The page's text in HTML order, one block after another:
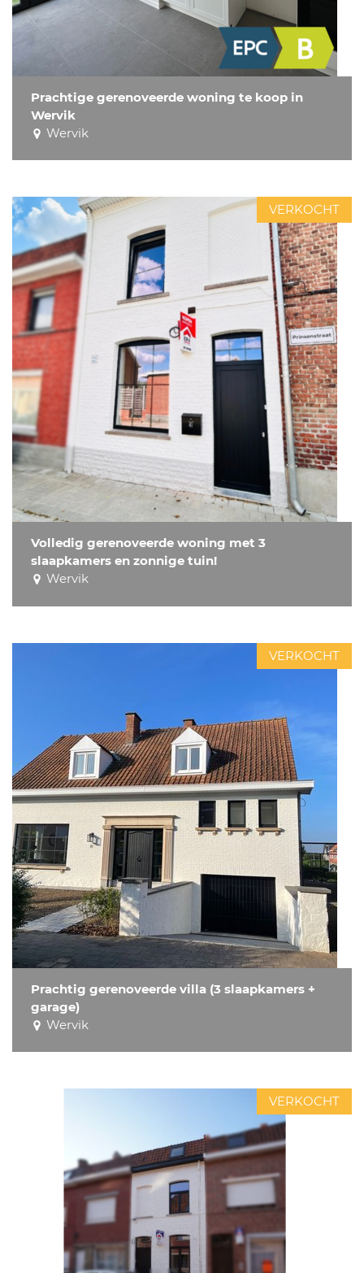
Prachtige gerenoveerde woning te koop in
Wervik
Wervik
Volledig gerenoveerde woning met 3
slaapkamers en zonnige tuin!
Wervik
VERKOCHT
Prachtig gerenoveerde villa (3 slaapkamers +
garage)
Wervik
VERKOCHT
VERKOCHT